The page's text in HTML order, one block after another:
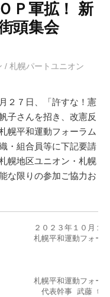
Ｐ軍拡！ 新
頭集会
/ 札幌パートユニオン
２７日、「許すな！憲
子さんを招き、改憲反
幌平和運動フォーラム
・組合員等に下記要請
幌地区ユニオン・札幌
な限りの参加ご協力お
月１３
ーラム発第
ォーラ
藤 敏